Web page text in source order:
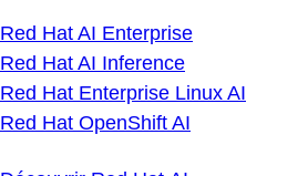
Red Hat AI Enterprise
Red Hat AI Inference
Red Hat Enterprise Linux AI
Red Hat OpenShift AI